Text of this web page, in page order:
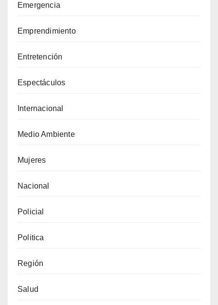
Emergencia
Emprendimiento
Entretención
Espectáculos
Internacional
Medio Ambiente
Mujeres
Nacional
Policial
Politica
Región
Salud